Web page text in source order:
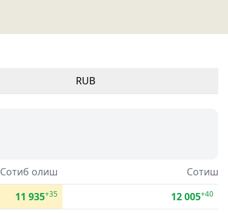
RUB
Сотиб олиш
Сотиш
11 935+35 12 005+40